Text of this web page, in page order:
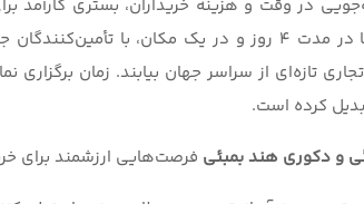
در وقت و هزینه خریداران، بستری
بازدیدکنندگان می‌توانند تنها در مدت ۴ روز و در یک
تازه‌ای از سراسر جهان بیابند. زمان برگزاری
کرده است.
و دکوری هند بمبئی فرصت‌هایی ارزشمند برای